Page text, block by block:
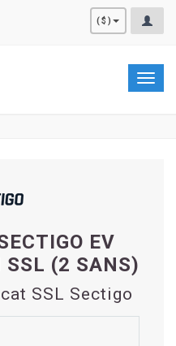
($)
EV
SSL (2 SANS)
SSL Sectigo